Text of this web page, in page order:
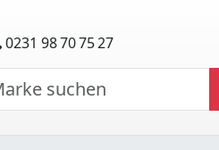
0231 98 70 75 27